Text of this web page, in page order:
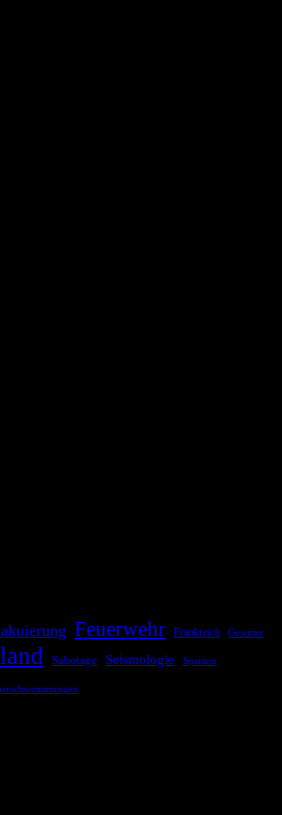
Feuerwehr Frankreich Gewitter
Sabotage Seismologie Spanien